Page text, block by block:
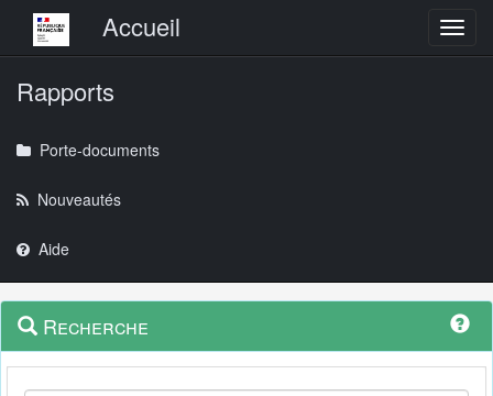
Menu principalAccueil
Rapports
Porte-documents
Nouveautés
Aide
Navigation
outils
Menu
contextuel
Recherche